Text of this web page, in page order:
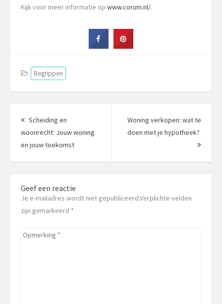
Kijk voor meer informatie op www.corum.nl/.
Begrippen
Berichtnavigatie
Scheiding en
woonrecht: Jouw woning
en jouw toekomstVorig
Woning verkopen: wat te
doen met je hypotheek?
Geef een reactie
Je e-mailadres wordt niet gepubliceerd.Verplichte velden
zijn gemarkeerd *
Opmerking